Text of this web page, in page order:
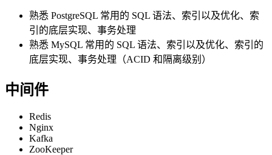
熟悉 PostgreSQL 常用的 SQL 语法、索引以及优化、索
引的底层实现、事务处理
熟悉 MySQL 常用的 SQL 语法、索引以及优化、索引的
底层实现、事务处理（ACID 和隔离级别）
中间件
Redis
Nginx
Kafka
ZooKeeper